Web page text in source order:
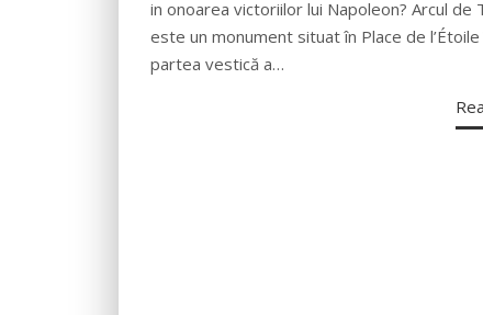
in onoarea victoriilor lui Napoleon? Arcul de
este un monument situat în Place de l’Étoile
partea vestică a…